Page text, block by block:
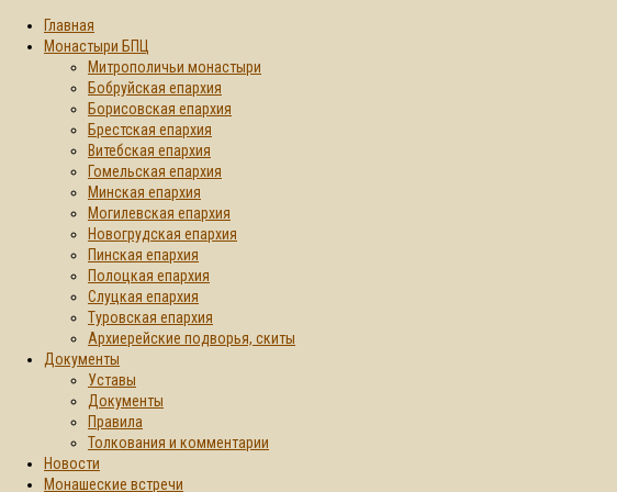
Главная
Монастыри БПЦ
Митрополичьи монастыри
Бобруйская епархия
Борисовская епархия
Брестская епархия
Витебская епархия
Гомельская епархия
Минская епархия
Могилевская епархия
Новогрудская епархия
Пинская епархия
Полоцкая епархия
Слуцкая епархия
Туровская епархия
Архиерейские подворья, скиты
Документы
Уставы
Документы
Правила
Толкования и комментарии
Новости
Монашеские встречи